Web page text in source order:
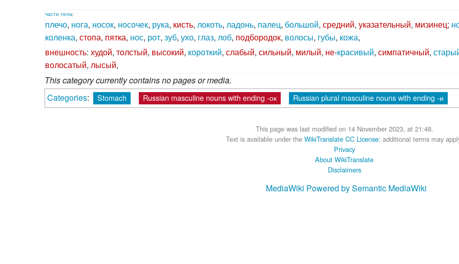
части тела:
плечо, нога, носок, носочек, рука, кисть, локоть, ладонь, палец, большой, средний, указательный, мизинец;
коленка, стопа, пятка, нос, рот, зуб, ухо, глаз, лоб, подбородок, волосы, губы, кожа,
внешность: худой, толстый, высокий, короткий, слабый, сильный, милый, не-красивый, симпатичный,
волосатый, лысый,
This category currently contains no pages or media.
Categories: Stomach Russian masculine nouns with ending -ок Russian plural masculine nouns with ending -и
This page was last modified on 14 November 2023, at 21:48.
Text is available under the WikiTranslate CC License; additional terms may
Privacy
About WikiTranslate
Disclaimers
MediaWiki Powered by Semantic MediaWiki